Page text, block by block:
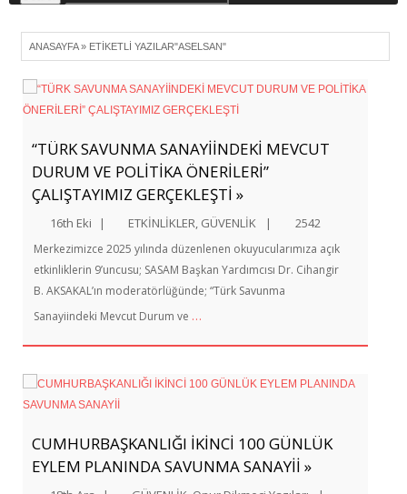
ANASAYFA» ETIKETLI YAZILAR"ASELSAN"
“TÜRK SAVUNMA SANAYİİNDEKİ MEVCUT
DURUM VE POLİTİKA ÖNERİLERİ”
ÇALIŞTAYIMIZ GERÇEKLEŞTİ »
16th Eki | ETKİNLİKLER, GÜVENLİK | 2542
Merkezimizce 2025 yılında düzenlenen okuyucularımıza açık
etkinliklerin 9’uncusu; SASAM Başkan Yardımcısı Dr. Cihangir
B. AKSAKAL’ın moderatörlüğünde; “Türk Savunma
Sanayiindeki Mevcut Durum ve …
CUMHURBAŞKANLIĞI İKİNCİ 100 GÜNLÜK
EYLEM PLANINDA SAVUNMA SANAYİİ »